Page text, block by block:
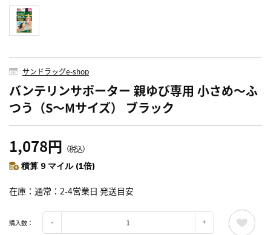
サンドラッグe-shop
バンテリンサポーター 親ゆび専用 小さめ～ふ
つう（S～Mサイズ） ブラック
1,078円 （税込）
積算 9 マイル (1倍)
在庫 通常：2-4営業日 発送目安
購入数：